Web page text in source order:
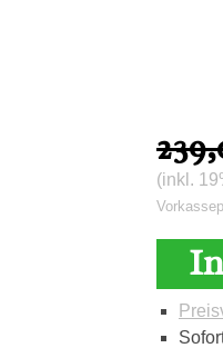
(inkl.